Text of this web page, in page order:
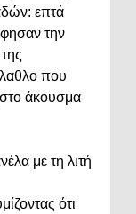
επτά
την
που
άκουσμα
με τη λιτή
ότι